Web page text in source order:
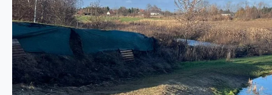
z
k
w
o
d
a
n
e
t
e